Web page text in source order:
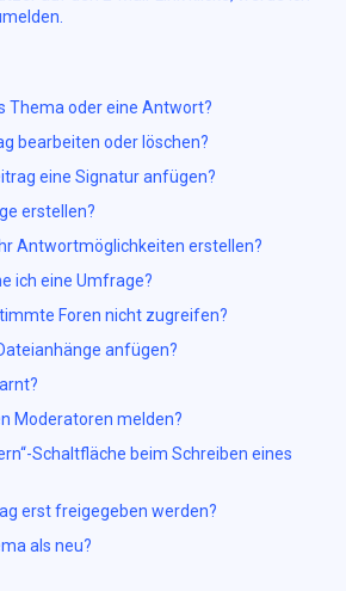
Thema oder eine Antwort?
bearbeiten oder löschen?
eine Signatur anfügen?
erstellen?
Antwortmöglichkeiten erstellen?
ich eine Umfrage?
Foren nicht zugreifen?
anfügen?
Moderatoren melden?
Schaltfläche beim Schreiben eines
erst freigegeben werden?
als neu?